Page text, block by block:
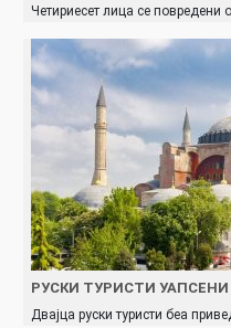
Четириесет лица се повредени
РУСКИ ТУРИСТИ
Двајца руски туристи беа